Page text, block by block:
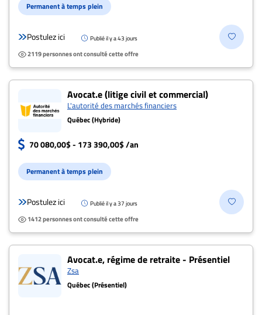
Permanent à temps plein
Postulez ici Publié il y a 43 jours
2119 personnes ont consulté cette offre
Avocat.e (litige civil et commercial)
L'autorité des marchés financiers
Québec (Hybride)
70 080,00$ - 173 390,00$ /an
Permanent à temps plein
Postulez ici Publié il y a 37 jours
1412 personnes ont consulté cette offre
Avocat.e, régime de retraite - Présentiel
Zsa
Québec (Présentiel)